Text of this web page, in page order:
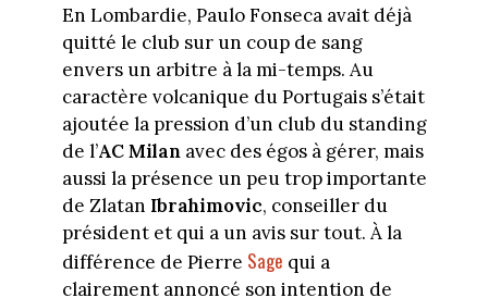
En Lombardie, Paulo Fonseca avait déjà
quitté le club sur un coup de sang
envers un arbitre à la mi-temps. Au
caractère volcanique du Portugais s’était
ajoutée la pression d’un club du standing
de l’AC Milanavec des égos à gérer, mais
aussi la présence un peu trop importante
de Zlatan Ibrahimovic, conseiller du
président et qui a un avis sur tout. À la
différence de Pierre Sage qui a
clairement annoncé son intention de